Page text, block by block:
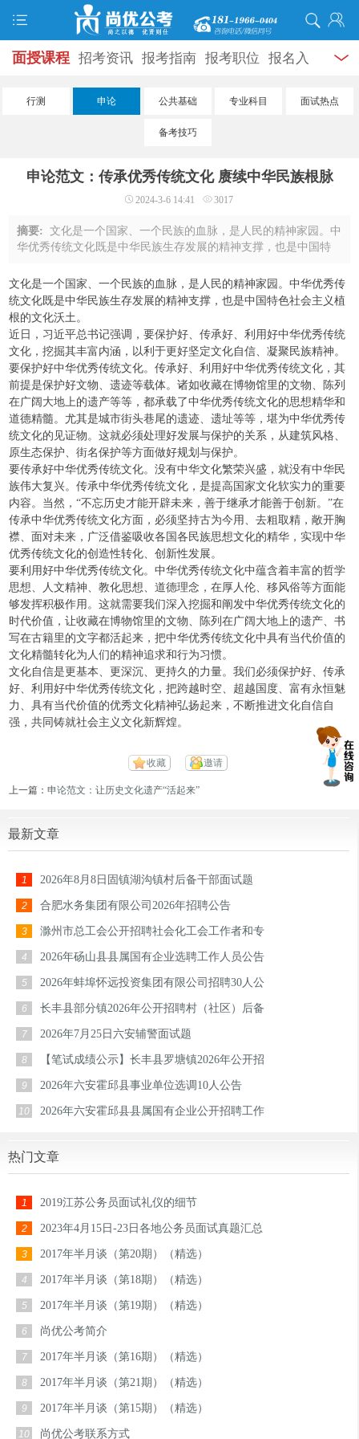
面授课程 招考资讯 报考指南 报考职位 报名入
打准考证 成绩查询 面试公告 录用公示 辅导
考试题库 模拟试题
行测 申论 公共基础 专业科目 面试热点
备考技巧
申论范文：传承优秀传统文化 赓续中华民族根脉
2024-3-6 14:41 3017
摘要:文化是一个国家、一个民族的血脉，是人民的精神家园。中
华优秀传统文化既是中华民族生存发展的精神支撑，也是中国特
好、传承好、利用好中华优秀传统文化， ...
文化是一个国家、一个民族的血脉，是人民的精神家园。中华优秀传
统文化既是中华民族生存发展的精神支撑，也是中国特色社会主义植
根的文化沃土。
近日，习近平总书记强调，要保护好、传承好、利用好中华优秀传统
文化，挖掘其丰富内涵，以利于更好坚定文化自信、凝聚民族精神。
要保护好中华优秀传统文化。传承好、利用好中华优秀传统文化，其
前提是保护好文物、遗迹等载体。诸如收藏在博物馆里的文物、陈列
在广阔大地上的遗产等等，都承载了中华优秀传统文化的思想精华和
道德精髓。尤其是城市街头巷尾的遗迹、遗址等等，堪为中华优秀传
统文化的见证物。这就必须处理好发展与保护的关系，从建筑风格、
原生态保护、街名保护等方面做好规划与保护。
要传承好中华优秀传统文化。没有中华文化繁荣兴盛，就没有中华民
族伟大复兴。传承中华优秀传统文化，是提高国家文化软实力的重要
内容。当然，“不忘历史才能开辟未来，善于继承才能善于创新。”在
传承中华优秀传统文化方面，必须坚持古为今用、去粗取精，敞开胸
襟、面对未来，广泛借鉴吸收各国各民族思想文化的精华，实现中华
优秀传统文化的创造性转化、创新性发展。
要利用好中华优秀传统文化。中华优秀传统文化中蕴含着丰富的哲学
思想、人文精神、教化思想、道德理念，在厚人伦、移风俗等方面能
够发挥积极作用。这就需要我们深入挖掘和阐发中华优秀传统文化的
时代价值，让收藏在博物馆里的文物、陈列在广阔大地上的遗产、书
写在古籍里的文字都活起来，把中华优秀传统文化中具有当代价值的
文化精髓转化为人们的精神追求和行为习惯。
文化自信是更基本、更深沉、更持久的力量。我们必须保护好、传承
好、利用好中华优秀传统文化，把跨越时空、超越国度、富有永恒魅
力、具有当代价值的优秀文化精神弘扬起来，不断推进文化自信自
强，共同铸就社会主义文化新辉煌。
收藏 邀请
上一篇：申论范文：让历史文化遗产“活起来”
最新文章
1 2026年8月8日固镇湖沟镇村后备干部面试题
2 合肥水务集团有限公司2026年招聘公告
3 滁州市总工会公开招聘社会化工会工作者和专
4 2026年砀山县县属国有企业选聘工作人员公告
5 2026年蚌埠怀远投资集团有限公司招聘30人公
6 长丰县部分镇2026年公开招聘村（社区）后备
7 2026年7月25日六安辅警面试题
8 【笔试成绩公示】长丰县罗塘镇2026年公开招
9 2026年六安霍邱县事业单位选调10人公告
10 2026年六安霍邱县县属国有企业公开招聘工作
热门文章
1 2019江苏公务员面试礼仪的细节
2 2023年4月15日-23日各地公务员面试真题汇总
3 2017年半月谈（第20期）（精选）
4 2017年半月谈（第18期）（精选）
5 2017年半月谈（第19期）（精选）
6 尚优公考简介
7 2017年半月谈（第16期）（精选）
8 2017年半月谈（第21期）（精选）
9 2017年半月谈（第15期）（精选）
10 尚优公考联系方式